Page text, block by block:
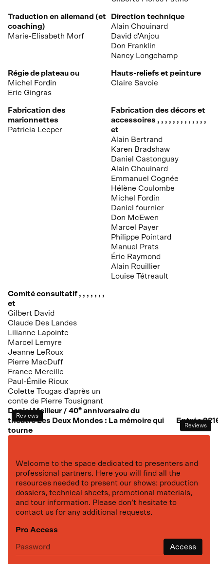
Traduction en allemand (et
coaching)
Marie-Elisabeth Morf
Direction technique
Alain Chouinard
David d'Anjou
Don Franklin
Nancy Longchamp
Régie de plateau ou
Michel Fordin
Eric Gingras
Hauts-reliefs et peinture
Claire Savoie
Fabrication des
marionnettes
Patricia Leeper
Fabrication des décors et
accessoires , , , , , , , , , , , , ,
et
Alain Bertrand
Karen Bradshaw
Daniel Castonguay
Alain Chouinard
Emmanuel Cognée
Hélène Coulombe
Michel Fordin
Daniel fournier
Don McEwen
Marcel Payer
Philippe Pointard
Manuel Prats
Éric Raymond
Alain Rouillier
Louise Tétreault
Comité consultatif , , , , , , ,
et
Gilbert David
Claude Des Landes
Lilianne Lapointe
Marcel Lemyre
Jeanne LeRoux
Pierre MacDuff
France Mercille
Paul-Émile Rioux
Colette Tougas d’après un
conte de Pierre Tousignant
Reviews
Daniel Meilleur / 40e anniversaire du
théâtre Les Deux Mondes : La mémoire qui
tourne
Reviews
Entrée
Welcome to the space dedicated to presenters and
professional partners. Here you will find all the
resources needed to present our shows: production
dossiers, technical sheets, promotional materials,
and tour information. Please don’t hesitate to
contact us for any additional requests.
Pro Access
Access
Next representation